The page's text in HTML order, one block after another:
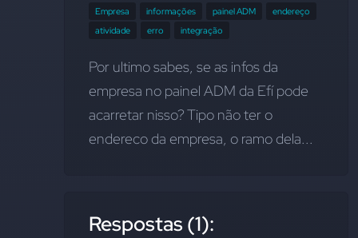
Empresa informações painel ADM
endereço
atividade
erro integração
Por ultimo sabes, se as infos da
empresa no painel ADM da Efí pode
acarretar nisso? Tipo não ter o
endereco da empresa, o ramo dela...
Respostas (1):